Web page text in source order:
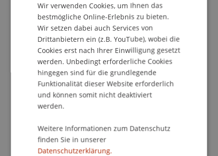
School/Professur:
Kommunikation und Marketing
Postbahnhof, Berlin
Sie sind auf der Suche nach dem passenden
Wirtschaftswissenschaften? Vielleicht finden Sie
bei uns den richtigen Studiengang.
Veranstaltungsdetails
Wir verwenden Cookies, um Ihnen das
bestmögliche Online-Erlebnis zu bieten.
Wir setzen dabei auch Services von
Drittanbietern ein (z.B. YouTube), wobei die
Cookies erst nach Ihrer Einwilligung gesetzt
werden. Unbedingt erforderliche Cookies
hingegen sind für die grundlegende
Funktionalität dieser Website erforderlich
und können somit nicht deaktiviert
werden.
Weitere Informationen zum Datenschutz
finden Sie in unserer
Datenschutzerklärung.